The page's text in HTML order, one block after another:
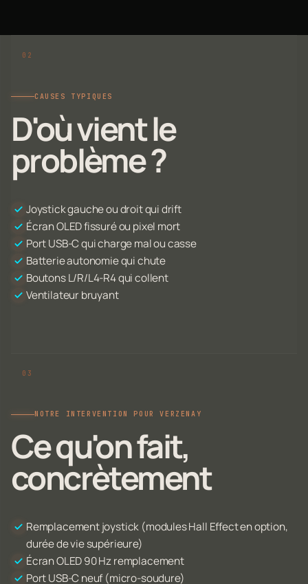
CAUSES TYPIQUES
D'où vient le
problème ?
Joystick gauche ou droit qui drift
Écran OLED fissuré ou pixel mort
Port USB-C qui charge mal ou casse
Batterie autonomie qui chute
Boutons L/R/L4-R4 qui collent
Ventilateur bruyant
NOTRE INTERVENTION POUR VERZENAY
Ce qu'on fait,
concrètement
Remplacement joystick (modules Hall Effect en option,
durée de vie supérieure)
Écran OLED 90 Hz remplacement
Port USB-C neuf (micro-soudure)